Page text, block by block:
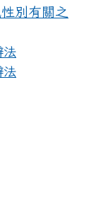
別有關之
法
法